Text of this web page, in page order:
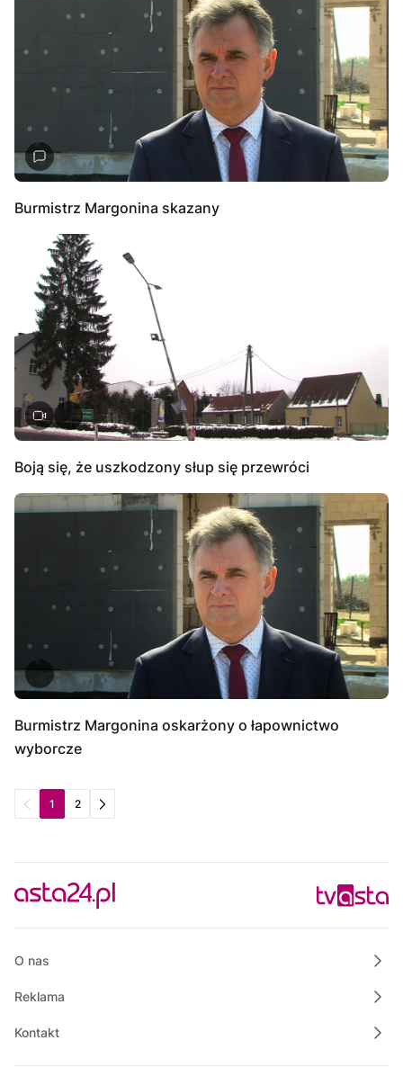
Burmistrz Margonina skazany
Boją się, że uszkodzony słup się przewróci
Burmistrz Margonina oskarżony o łapownictwo
wyborcze
1 2
O nas
Reklama
Kontakt